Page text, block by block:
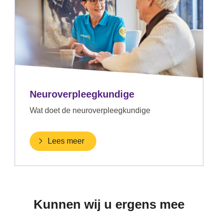
Neuroverpleegkundige
Wat doet de neuroverpleegkundige
Lees meer
Kunnen wij u ergens mee